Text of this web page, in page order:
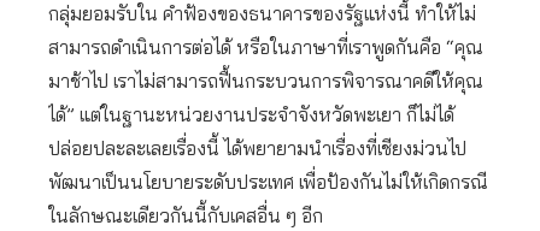
กลุ่มยอมรับใน คำฟ้องของธนาคารของรัฐแห่งนี้ ทำให้ไม่
สามารถดำเนินการต่อได้ หรือในภาษาที่เราพูดกันคือ “คุณ
มาช้าไป เราไม่สามารถฟื้นกระบวนการพิจารณาคดีให้คุณ
ได้” แต่ในฐานะหน่วยงานประจำจังหวัดพะเยา ก็ไม่ได้
ปล่อยปละละเลยเรื่องนี้ ได้พยายามนำเรื่องที่เชียงม่วนไป
พัฒนาเป็นนโยบายระดับประเทศ เพื่อป้องกันไม่ให้เกิดกรณี
ในลักษณะเดียวกันนี้กับเคสอื่น ๆ อีก